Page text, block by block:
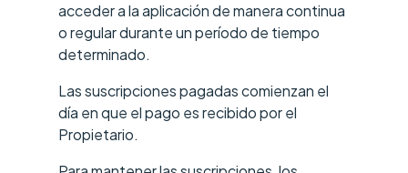
acceder a la aplicación de manera continua
o regular durante un período de tiempo
determinado.
Las suscripciones pagadas comienzan el
día en que el pago es recibido por el
Propietario.